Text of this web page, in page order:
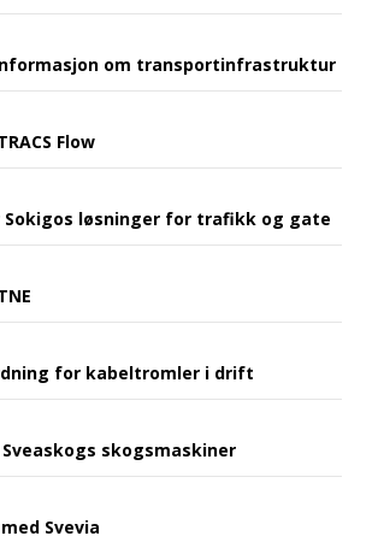
om transportinfrastruktur
Flow
løsninger for trafikk og gate
for kabeltromler i drift
skogsmaskiner
Svevia